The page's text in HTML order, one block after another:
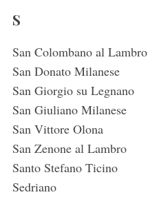
S
San Colombano al Lambro
San Donato Milanese
San Giorgio su Legnano
San Giuliano Milanese
San Vittore Olona
San Zenone al Lambro
Santo Stefano Ticino
Sedriano